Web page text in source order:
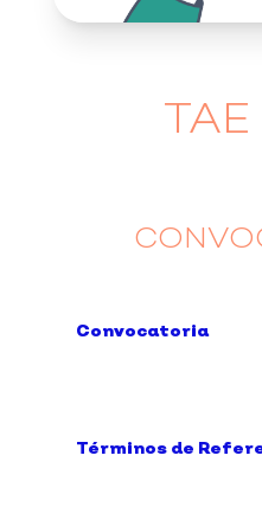
Convocatoria
Términos de